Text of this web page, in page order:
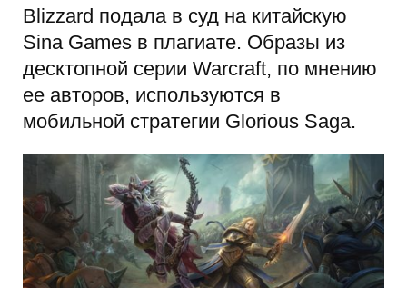
Blizzard подала в суд на китайскую
Sina Games в плагиате. Образы из
десктопной серии Warcraft, по мнению
ее авторов, используются в
мобильной стратегии Glorious Saga.